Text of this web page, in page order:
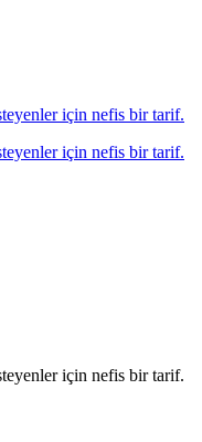
için nefis bir tarif.
için nefis bir tarif.
için nefis bir tarif.